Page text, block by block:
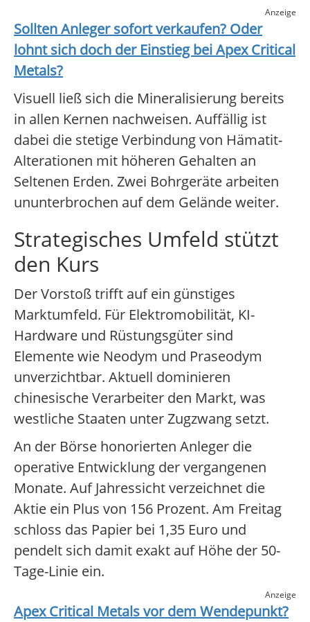
Anzeige
Sollten Anleger sofort verkaufen? Oder
lohnt sich doch der Einstieg beiApex Critical
Metals?
Visuell ließ sich die Mineralisierung bereits
in allen Kernen nachweisen. Auffällig ist
dabei die stetige Verbindung von Hämatit-
Alterationen mit höheren Gehalten an
Seltenen Erden. Zwei Bohrgeräte arbeiten
ununterbrochen auf dem Gelände weiter.
Strategisches Umfeld stützt
den Kurs
Der Vorstoß trifft auf ein günstiges
Marktumfeld. Für Elektromobilität, KI-
Hardware und Rüstungsgüter sind
Elemente wie Neodym und Praseodym
unverzichtbar. Aktuell dominieren
chinesische Verarbeiter den Markt, was
westliche Staaten unter Zugzwang setzt.
An der Börse honorierten Anleger die
operative Entwicklung der vergangenen
Monate. Auf Jahressicht verzeichnet die
Aktie ein Plus von 156 Prozent. Am Freitag
schloss das Papier bei 1,35 Euro und
pendelt sich damit exakt auf Höhe der 50-
Tage-Linie ein.
Anzeige
Apex Critical Metalsvor dem Wendepunkt?